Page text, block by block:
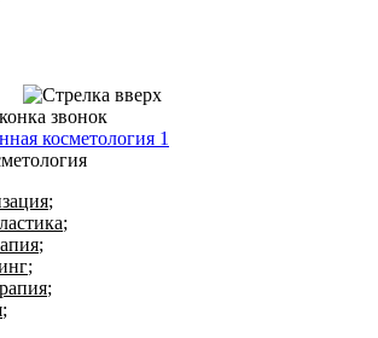
;
;
;
;
;
;